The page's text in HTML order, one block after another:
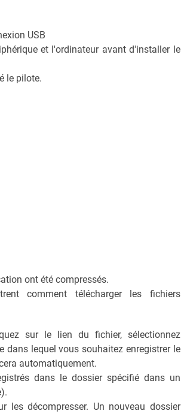
USB
et l'ordinateur avant d'installer le
le pilote.
ont été compressés.
comment télécharger les fichiers
sur le lien du fichier, sélectionnez
dans lequel vous souhaitez enregistrer le
automatiquement.
dans le dossier spécifié dans un
les décompresser. Un nouveau dossier